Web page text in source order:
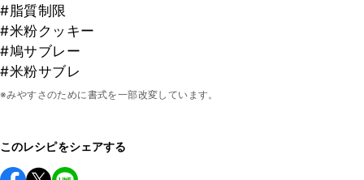
#脂質制限
#米粉クッキー
#鳩サブレー
#米粉サブレ
※みやすさのために書式を一部改変しています。
このレシピをシェアする